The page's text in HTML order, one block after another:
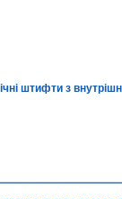
штифти з